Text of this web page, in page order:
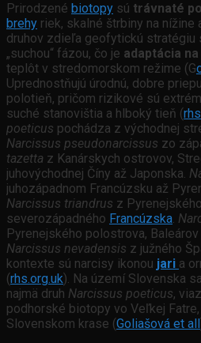
Prirodzené biotopy sú trávnaté
brehy riek, skalné štrbiny na nížine
druhov zdieľa geofytickú stratégiu
„suchou“ fázou, čo je adaptácia
teplôt v stredomorskom režime (G
Uprednostňujú úrodnú, dobre
polotieň, pričom rizikové sú
suché stanovištia a hlboký tieň (
poeticus pochádza z východnej
Narcissus pseudonarcissus zo
tazetta z Kanárskych ostrovov,
juhovýchodnej Číny až Japonska.
juhozápadnom Francúzsku až
Narcissus triandrus z
severozápadného Francúzska.
Pyrenejského polostrova,
Narcissus nevadensis z južného
kontexte sú narcisy ikonou jari a
(rhs.org.uk). Na území Slovenska
najmä druh Narcissus poeticus,
podhorské biotopy vo Veľkej
Slovenskom krase (Goliašová et all